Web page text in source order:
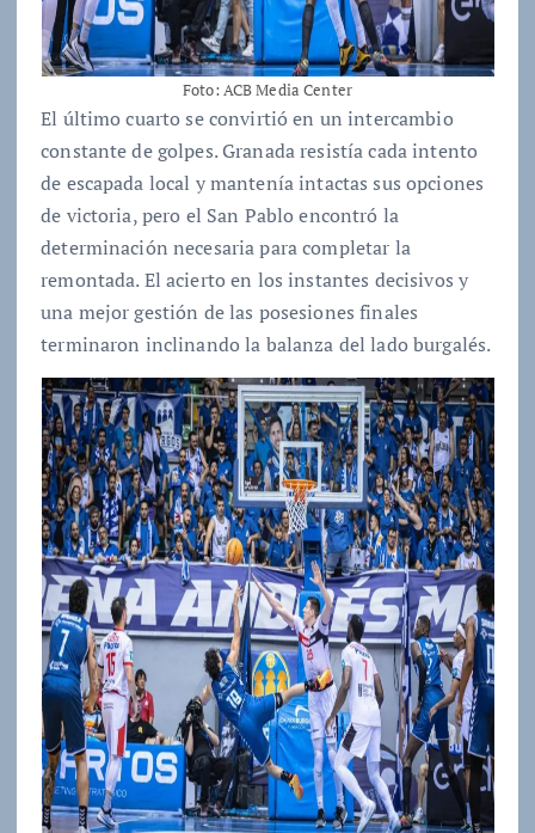
Foto: ACB Media Center
El último cuarto se convirtió en un intercambio
constante de golpes. Granada resistía cada intento
de escapada local y mantenía intactas sus opciones
de victoria, pero el San Pablo encontró la
determinación necesaria para completar la
remontada. El acierto en los instantes decisivos y
una mejor gestión de las posesiones finales
terminaron inclinando la balanza del lado burgalés.